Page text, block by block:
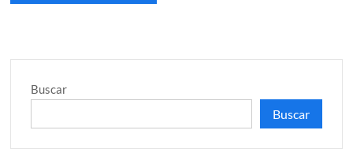
Buscar
Buscar